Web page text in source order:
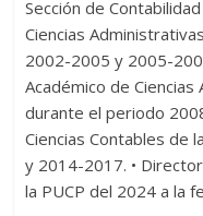
Sección de
Ciencias
2002-2005 y 2005-
Académico de
durante el periodo
Ciencias Contables de
y 2014-2017. •
la PUCP del 2024 a la